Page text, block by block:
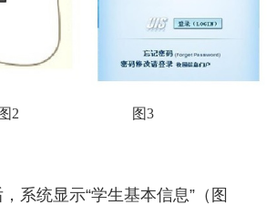
图2 图3
系统显示“学生基本信息” （图